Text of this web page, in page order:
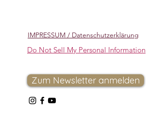
IMPRESSUM / Datenschutzerklärung
Do Not Sell My Personal Information
Zum Newsletter anmelden